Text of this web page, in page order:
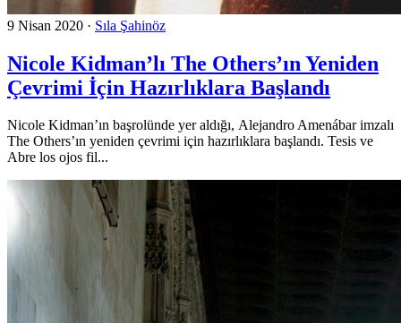
9 Nisan 2020 · Sıla Şahinöz
Nicole Kidman’lı The Others’ın Yeniden
Çevrimi İçin Hazırlıklara Başlandı
Nicole Kidman’ın başrolünde yer aldığı, Alejandro Amenábar imzalı
The Others’ın yeniden çevrimi için hazırlıklara başlandı. Tesis ve
Abre los ojos fil...